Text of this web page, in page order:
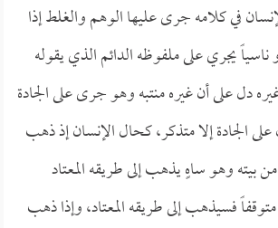
في كلامه جرى عليها الوهم والغلط إذا
ناسياً يجري على ملفوظه الدائم الذي يقوله
دل على أن غيره منتبه وهو جرى على الجادة
على الجادة إلا متذكر، كحال الإنسان إذ ذهب
بيته وهو ساهٍ يذهب إلى طريقه المعتاد
فسيذهب إلى طريقه المعتاد، وإذا ذهب